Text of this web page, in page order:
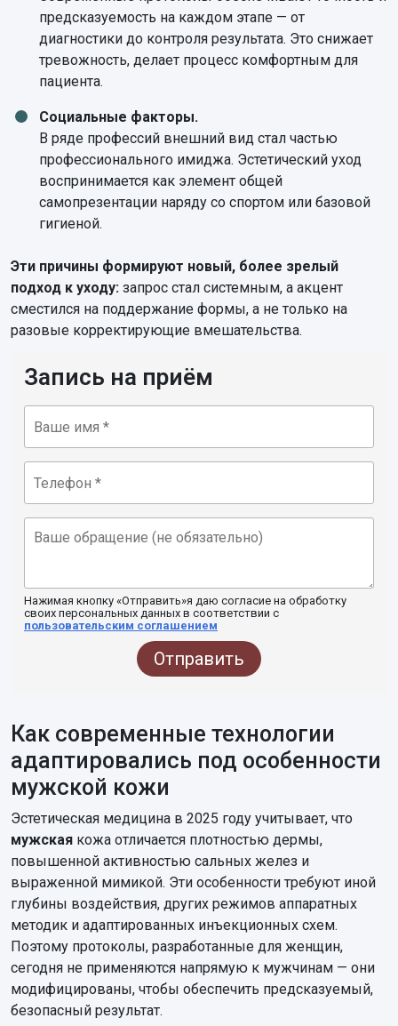
предсказуемость на каждом этапе — от
диагностики до контроля результата. Это снижает
тревожность, делает процесс комфортным для
пациента.
Социальные факторы.
В ряде профессий внешний вид стал частью
профессионального имиджа. Эстетический уход
воспринимается как элемент общей
самопрезентации наряду со спортом или базовой
гигиеной.
Эти причины формируют новый, более зрелый
подход к уходу: запрос стал системным, а акцент
сместился на поддержание формы, а не только на
разовые корректирующие вмешательства.
Запись на приём
Нажимая кнопку «Отправить»я даю согласие на обработку
своих персональных данных в соответствии с
пользовательским соглашением
Отправить
Как современные технологии
адаптировались под особенности
мужской кожи
Эстетическая медицина в 2025 году учитывает, что
мужская кожа отличается плотностью дермы,
повышенной активностью сальных желез и
выраженной мимикой. Эти особенности требуют иной
глубины воздействия, других режимов аппаратных
методик и адаптированных инъекционных схем.
Поэтому протоколы, разработанные для женщин,
сегодня не применяются напрямую к мужчинам — они
модифицированы, чтобы обеспечить предсказуемый,
безопасный результат.